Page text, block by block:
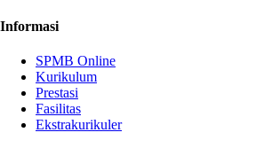
Informasi
SPMB Online
Kurikulum
Prestasi
Fasilitas
Ekstrakurikuler